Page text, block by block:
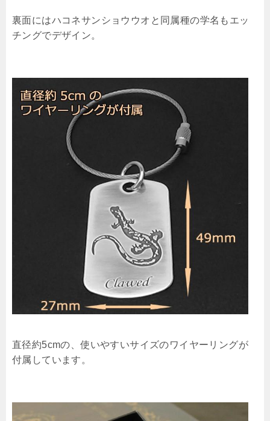
裏面にはハコネサンショウウオと同属種の学名もエッ
チングでデザイン。
直径約5cmの、使いやすいサイズのワイヤーリングが
付属しています。